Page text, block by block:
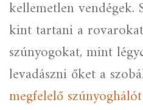
kellemetlen vendégek.
kint tartani a
szúnyogokat, mint
levadászni őket a
megfelelő szúnyoghálót